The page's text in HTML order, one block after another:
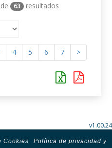
63 resultados
4 5 6 7 >
v1.00.24
Cookies
Política de privacidad y